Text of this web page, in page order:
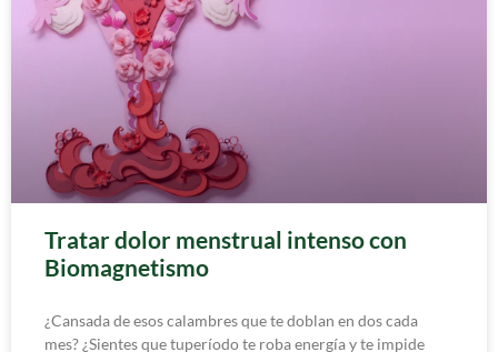
Tratar dolor menstrual intenso con
Biomagnetismo
¿Cansada de esos calambres que te doblan en dos cada
mes? ¿Sientes que tuperíodo te roba energía y te impide